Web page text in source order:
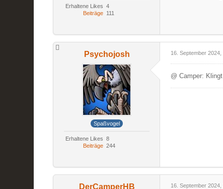
Erhaltene Likes 4
Beiträge 111
Psychojosh
Spaßvogel
Erhaltene Likes 8
Beiträge 244
16. September 2024,
@ Camper:
DerCamperHB 16. September 2024,